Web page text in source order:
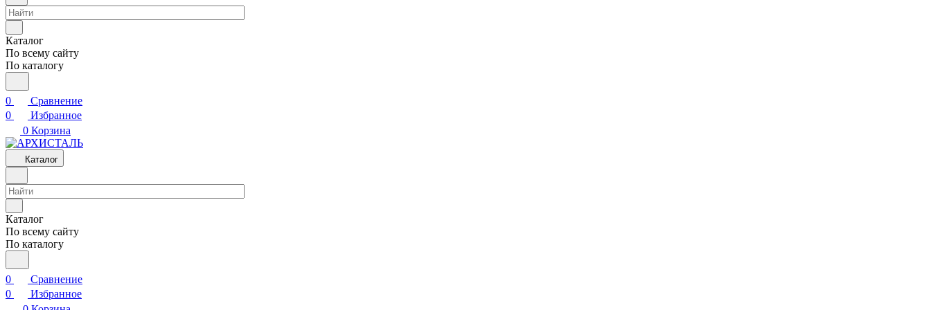
Каталог
По всему сайту
По каталогу
0
Сравнение
0
Избранное
0 Корзина
Каталог
Каталог
По всему сайту
По каталогу
0
Сравнение
0
Избранное